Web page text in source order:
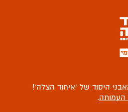
היסוד של ‘איחוד הצלה’!
העמותה.